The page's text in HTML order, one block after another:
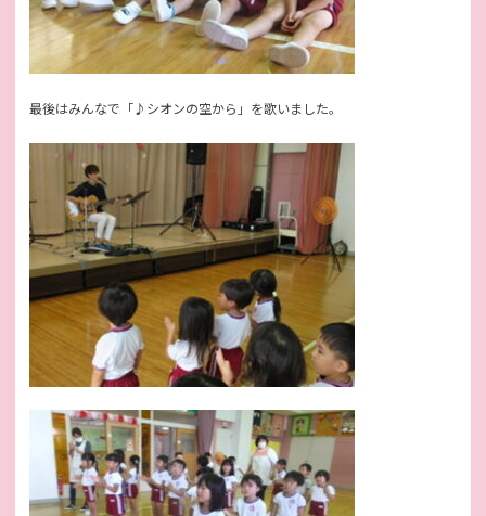
最後はみんなで「♪シオンの空から」を歌いました。